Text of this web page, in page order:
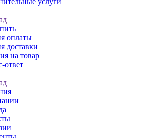
оплаты
доставки
на товар
ответ